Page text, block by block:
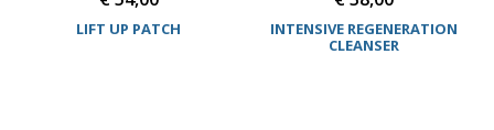
LIFT UP PATCH
INTENSIVE REGENERATION
CLEANSER